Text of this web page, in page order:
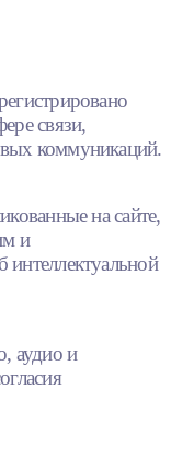
связи,
коммуникаций.
на сайте,
и
аудио и